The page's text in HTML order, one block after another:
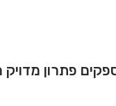
פתרון מדויק